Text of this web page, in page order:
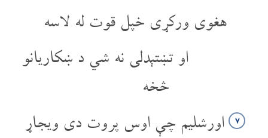
هغوی ورکړی خپل قوت له لاسه
او تښتېدلی نه شي د ښکاریانو
څخه
۷ اورشلیم چې اوس پروت دی ویجاړ